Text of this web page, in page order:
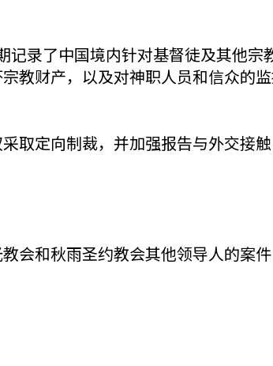
记录了中国境内针对基督徒及其他宗
教财产，以及对神职人员和信众的
取定向制裁，并加强报告与外交接
会和秋雨圣约教会其他领导人的案